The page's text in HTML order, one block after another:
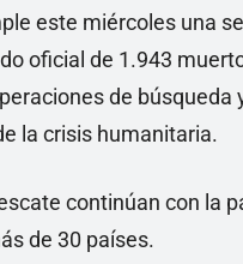
este miércoles una
oficial de 1.943
de
la crisis humanitaria.
continúan con la
de 30 países.